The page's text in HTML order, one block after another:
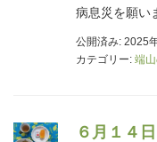
病息災を願
公開済み: 2025
カテゴリー: 端
６月１４